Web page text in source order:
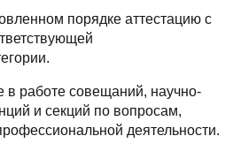
порядке аттестацию с
в работе совещаний, научно-
и секций по вопросам,
деятельности.